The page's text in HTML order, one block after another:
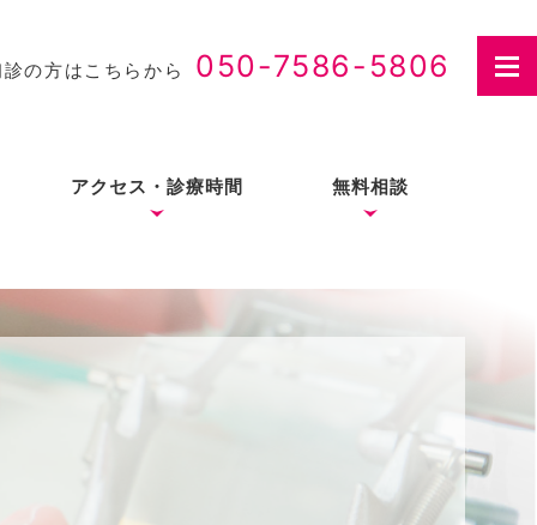
診の方はこちらから 050-7586-5806
アクセス・診療時間 無料相談